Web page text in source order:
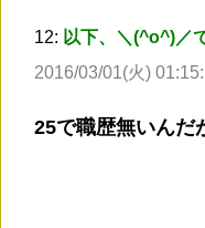
12: 以下、＼(^o^)／
2016/03/01(火)
25で職歴無いんだ